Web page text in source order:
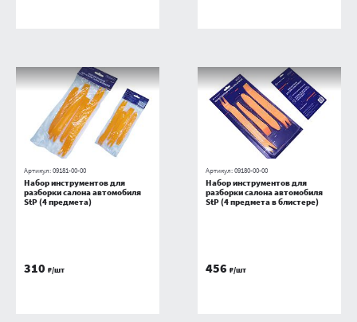
Артикул:09181-00-00
Набор инструментов для
разборки салона автомобиля
StP (4 предмета)
310 ₽/шт
Артикул:09180-00-00
Набор инструментов для
разборки салона автомобиля
StP (4 предмета в блистере)
456 ₽/шт